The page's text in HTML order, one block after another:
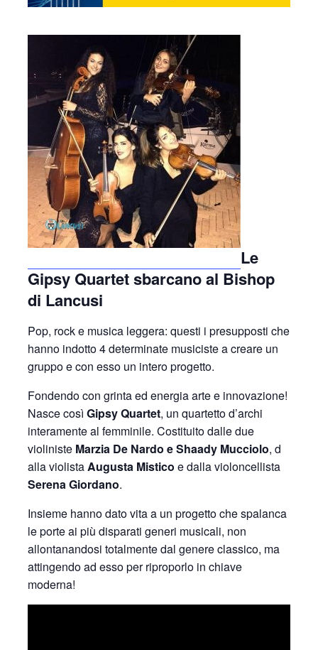
Le
Gipsy Quartet sbarcano al Bishop
di Lancusi
Pop, rock e musica leggera: questi i presupposti che
hanno indotto 4 determinate musiciste a creare un
gruppo e con esso un intero progetto.
Fondendo con grintaed energia arte e innovazione!
Nasce cosìGipsy Quartet, un quartetto d’archi
interamente al femminile. Costituitodalle due
violiniste Marzia De Nardo e Shaady Mucciolo, d
alla violistaAugusta Mistico e dalla violoncellista
Serena Giordano.
Insieme hanno dato vita a un progetto che spalanca
le porte ai più disparati generi musicali, non
allontanandosi totalmentedal genere classico, ma
attingendoad esso per riproporlo in chiave
moderna!